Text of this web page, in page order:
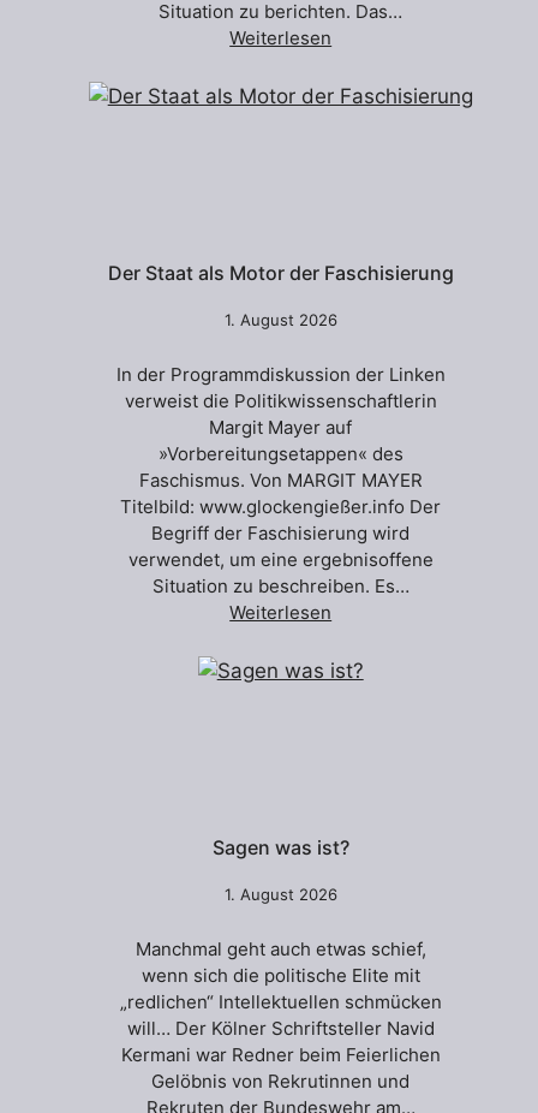
Situation zu berichten. Das…
Weiterlesen
Der Staat als Motor der Faschisierung
1. August 2026
In der Programmdiskussion der Linken
verweist die Politikwissenschaftlerin
Margit Mayer auf
»Vorbereitungsetappen« des
Faschismus. Von MARGIT MAYER
Titelbild: www.glockengießer.info Der
Begriff der Faschisierung wird
verwendet, um eine ergebnisoffene
Situation zu beschreiben. Es…
Weiterlesen
Sagen was ist?
1. August 2026
Manchmal geht auch etwas schief,
wenn sich die politische Elite mit
„redlichen“ Intellektuellen schmücken
will… Der Kölner Schriftsteller Navid
Kermani war Redner beim Feierlichen
Gelöbnis von Rekrutinnen und
Rekruten der Bundeswehr am…